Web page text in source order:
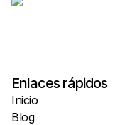
Enlaces rápidos
Inicio
Blog